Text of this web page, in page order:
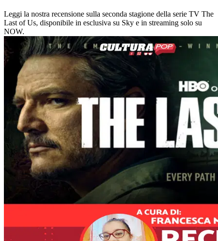
Leggi la nostra recensione sulla seconda stagione della serie TV The
Last of Us, disponibile in esclusiva su Sky e in streaming solo su
NOW.